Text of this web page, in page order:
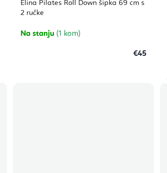
Elina Pilates Roll Down šipka 69 cm s
2 ručke
Na stanju (1 kom)
€45